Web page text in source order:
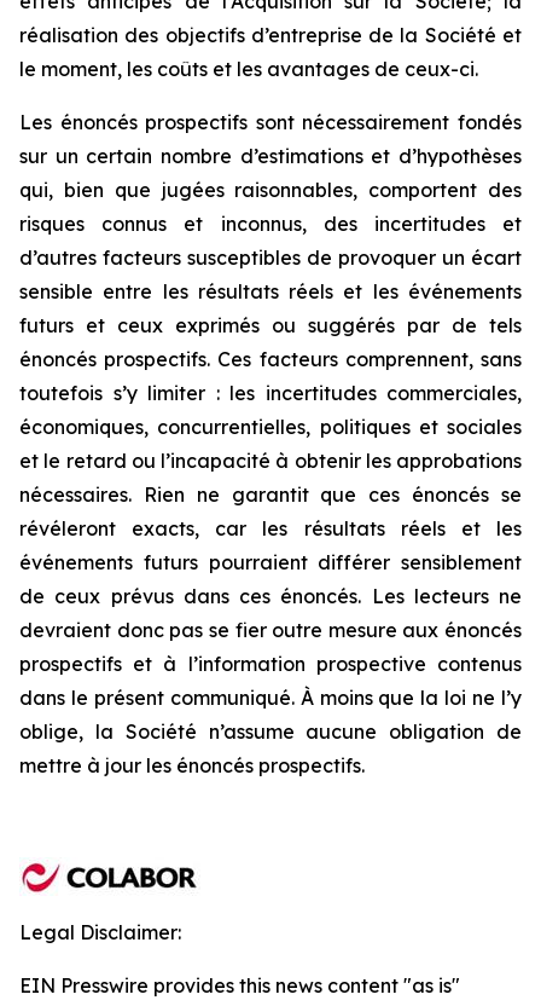
réalisation des objectifs d’entreprise de la Société et
le moment, les coûts et les avantages de ceux-ci.
Les énoncés prospectifs sont nécessairement fondés
sur un certain nombre d’estimations et d’hypothèses
qui, bien que jugées raisonnables, comportent des
risques connus et inconnus, des incertitudes et
d’autres facteurs susceptibles de provoquer un écart
sensible entre les résultats réels et les événements
futurs et ceux exprimés ou suggérés par de tels
énoncés prospectifs. Ces facteurs comprennent, sans
toutefois s’y limiter : les incertitudes commerciales,
économiques, concurrentielles, politiques et sociales
et le retard ou l’incapacité à obtenir les approbations
nécessaires. Rien ne garantit que ces énoncés se
révéleront exacts, car les résultats réels et les
événements futurs pourraient différer sensiblement
de ceux prévus dans ces énoncés. Les lecteurs ne
devraient donc pas se fier outre mesure aux énoncés
prospectifs et à l’information prospective contenus
dans le présent communiqué. À moins que la loi ne l’y
oblige, la Société n’assume aucune obligation de
mettre à jour les énoncés prospectifs.
Legal Disclaimer:
EIN Presswire provides this news content "as is"